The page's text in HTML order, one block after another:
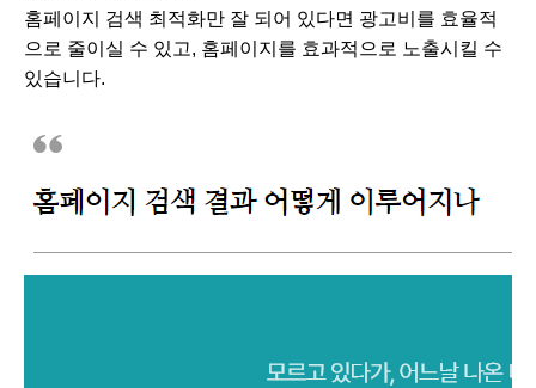
홈페이지 검색 최적화만 잘 되어 있다면 광고비를 효율적
으로 줄이실 수 있고, 홈페이지를 효과적으로 노출시킬 수
있습니다.